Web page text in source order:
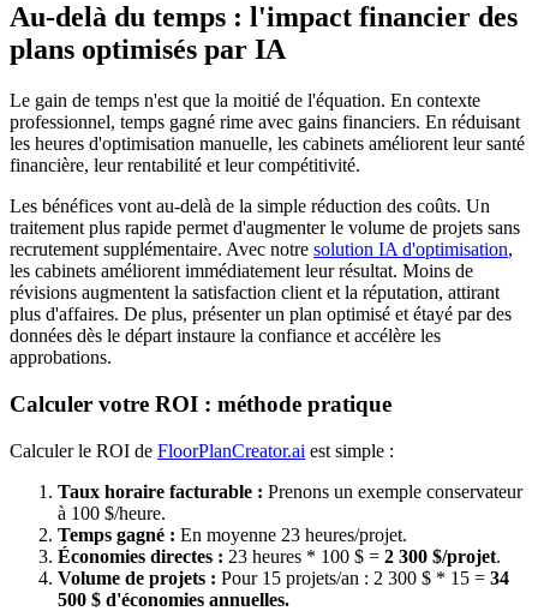
Au-delà du temps : l'impact financier des
plans optimisés par IA
Le gain de temps n'est que la moitié de l'équation. En contexte
professionnel, temps gagné rime avec gains financiers. En réduisant
les heures d'optimisation manuelle, les cabinets améliorent leur santé
financière, leur rentabilité et leur compétitivité.
Les bénéfices vont au-delà de la simple réduction des coûts. Un
traitement plus rapide permet d'augmenter le volume de projets sans
recrutement supplémentaire. Avec notre solution IA d'optimisation,
les cabinets améliorent immédiatement leur résultat. Moins de
révisions augmentent la satisfaction client et la réputation, attirant
plus d'affaires. De plus, présenter un plan optimisé et étayé par des
données dès le départ instaure la confiance et accélère les
approbations.
Calculer votre ROI : méthode pratique
Calculer le ROI de FloorPlanCreator.ai est simple :
Taux horaire facturable : Prenons un exemple conservateur
à 100 $/heure.
Temps gagné : En moyenne 23 heures/projet.
Économies directes : 23 heures * 100 $ = 2 300 $/projet.
Volume de projets : Pour 15 projets/an : 2 300 $ * 15 = 34
500 $ d'économies annuelles.